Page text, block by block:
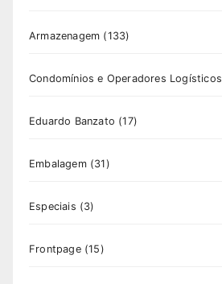
Armazenagem (133)
Condomínios e Operadores Logísticos
Eduardo Banzato (17)
Embalagem(31)
Especiais (3)
Frontpage(15)